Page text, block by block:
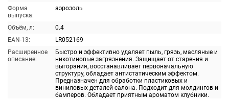
Форма
выпуска:
аэрозоль
Объём, л:
0.4
EAN-13:
LR052169
Расширенное
описание:
Быстро и эффективно удаляет пыль, грязь, масляные и
никотиновые загрязнения. Защищает от старения и
выгорания, восстанавливает первоначальную
структуру, обладает антистатическим эффектом.
Предназначен для обработки пластиковых и
виниловых деталей салона. Подходит для молдингов и
бамперов. Обладает приятным ароматом клубники.